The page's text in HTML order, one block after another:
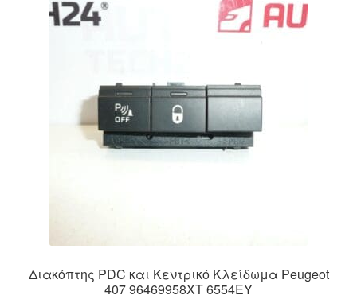
Διακόπτης PDC και Κεντρικό Κλείδωμα Peugeot
407 96469958XT 6554EY